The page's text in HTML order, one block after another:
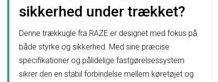
sikkerhed under trækket?
Denne trækkugle fra RAZE er designet med fokus på
både styrke og sikkerhed. Med sine præcise
specifikationer og pålidelige fastgørelsessystem
sikrer den en stabil forbindelse mellem køretøjet og